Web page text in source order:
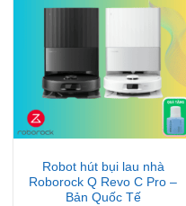
Robot hút bụi lau nhà
Roborock Q Revo C Pro –
Bản Quốc Tế